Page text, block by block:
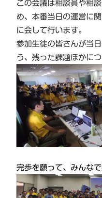
この会議は相談員や相
め、本番当日の運営に
に会して行います。
参加生徒の皆さんが当
う、残った課題ほかに
完歩を願って、みんな